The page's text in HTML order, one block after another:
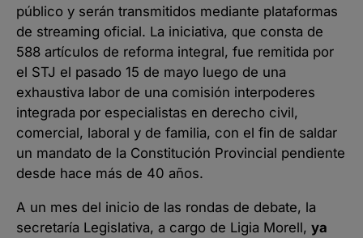
público y serán transmitidos mediante plataformas
de streaming oficial. La iniciativa, que consta de
588 artículos de reforma integral, fue remitida por
el STJ el pasado 15 de mayo luego de una
exhaustiva labor de una comisión interpoderes
integrada por especialistas en derecho civil,
comercial, laboral y de familia, con el fin de saldar
un mandato de la Constitución Provincial pendiente
desde hace más de 40 años.
A un mes del inicio de las rondas de debate, la
secretaría Legislativa, a cargo de Ligia Morell, ya